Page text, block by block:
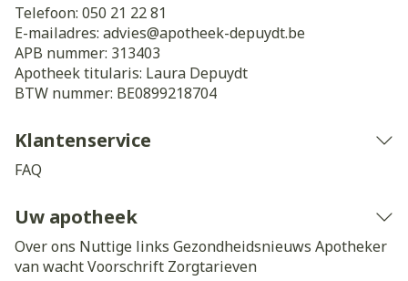
Telefoon: 050 21 22 81
E-mailadres: advies@apotheek-depuydt.be
APB nummer: 313403
Apotheek titularis: Laura Depuydt
BTW nummer: BE0899218704
Klantenservice
FAQ
Uw apotheek
Over ons Nuttige links Gezondheidsnieuws Apotheker
van wachtVoorschrift Zorgtarieven